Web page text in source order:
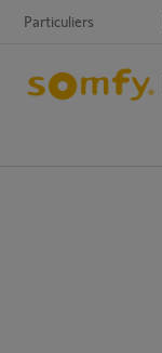
Particuliers